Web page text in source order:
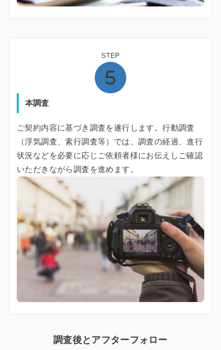
STEP
本調査
ご契約内容に基づき調査を遂行します。行動調査
（浮気調査、素行調査等）では、調査の経過、進行
状況などを必要に応じご依頼者様にお伝えしご確認
いただきながら調査を進めます。
調査後とアフターフォロー